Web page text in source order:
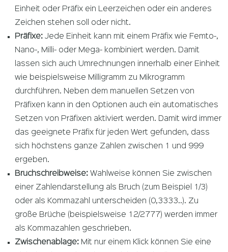
Einheit oder Präfix ein Leerzeichen oder ein anderes
Zeichen stehen soll oder nicht.
Präfixe: Jede Einheit kann mit einem Präfix wie Femto-,
Nano-, Milli- oder Mega- kombiniert werden. Damit
lassen sich auch Umrechnungen innerhalb einer Einheit
wie beispielsweise Milligramm zu Mikrogramm
durchführen. Neben dem manuellen Setzen von
Präfixen kann in den Optionen auch ein automatisches
Setzen von Präfixen aktiviert werden. Damit wird immer
das geeignete Präfix für jeden Wert gefunden, dass
sich höchstens ganze Zahlen zwischen 1 und 999
ergeben.
Bruchschreibweise: Wahlweise können Sie zwischen
einer Zahlendarstellung als Bruch (zum Beispiel 1/3)
oder als Kommazahl unterscheiden (0,3333..). Zu
große Brüche (beispielsweise 12/2777) werden immer
als Kommazahlen geschrieben.
Zwischenablage: Mit nur einem Klick können Sie eine